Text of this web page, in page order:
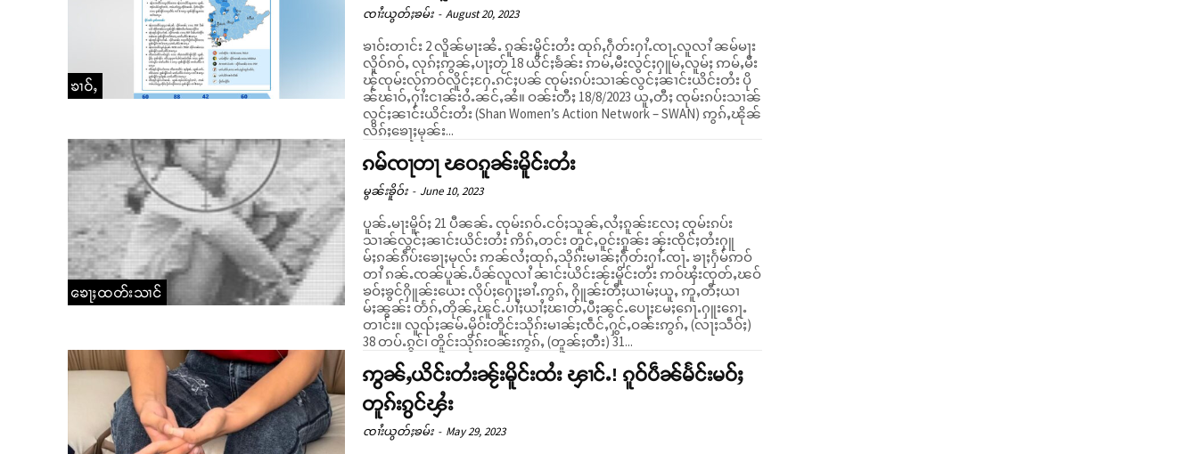
ၶၢဝ်ႇ
ၸၢႆးယွတ်ႈၶမ်း - August 20, 2023
ၶၢဝ်းတၢင်း 2 လိူၼ်မႃးၼႆႉ ၵူၼ်းမိူင်းတႆး ထုၵ်ႇႁဵတ်းႁၢႆႉၸႃႉလူလၢႆ ၼမ်မႃး
လိူဝ်ၵဝ်ႇ လုၵ်ႈဢွၼ်ႇပႃႈတႂ် 18 ယိင်ႈၶႅၼ်း ဢမ်ႇမီးလွင်ႈႁူမ်ႇလူမ်ႈ ဢမ်ႇမီး
ၽႂ်ၸုမ်းလႂ်ဢဝ်လိူင်ႈႁႄႉၵင်ႈပၼ် ၸုမ်းၵပ်းသၢၼ်လွင်ႈၼၢင်းယိင်းတႆး ပို
ၼ်ၽၢဝ်ႇႁၢႆးငၢၼ်းဝႆႉၼင်ႇၼႆ။ ဝၼ်းတီႈ 18/8/2023 ယူႇတီႈ ၸုမ်းၵပ်းသၢၼ်
လွင်ႈၼၢင်းယိင်းတႆး (Shan Women’s Action Network – SWAN) ဢွၵ်ႇၽိုၼ်
လိၵ်ႈၶေႃႈမုၼ်း...
ၶေႃႈထတ်းသၢင်
ၵမ်ၸႃတႃ ၽဝၵူၼ်းမိူင်းတႆး
မွၼ်းၶိူဝ်း - June 10, 2023
ပူၼ်ႉမႃးမိူဝ်ႈ 21 ပီၼၼ်ႉ ၸုမ်းၵဝ်ႉငဝ်ႈသူၼ်ႇလႆႈၵူၼ်းလႄႈ ၸုမ်းၵပ်း
သၢၼ်လွင်ႈၼၢင်းယိင်းတႆး ဢိၵ်ႇတင်း တူင်ႇဝူင်းၵူၼ်း ၼႂ်းၸိုင်ႈတႆးႁူ
မ်ႈၵၼ်ၵဵပ်းၶေႃႈမုလ်း ဢၼ်လႆႈထုၵ်ႇသိုၵ်းမၢၼ်ႈႁဵတ်းႁၢႆႉၸႃႉ ၶႃႈႁႅမ်ဢဝ်
တၢႆ ၵၼ်ႉၸၼ်ပူၼ်ႉပႅၼ်လူလၢႆ ၼၢင်းယိင်းၼႂ်းမိူင်းတႆး ဢဝ်ၾႆးၸုတ်ႇၽဝ်
ၶဝ်ႈၶွင်ႁိူၼ်းယေး လိုပ်ႈႁေႃႈၶၢႆႉဢွၵ်ႇ ႁိူၼ်းတီႈယၢမ်ႈယူႇ ဢူႇတီႈယၢ
မ်ႈၼွၼ်း တႅၵ်ႇတိုၼ်ႇၽူင်ႉပၢႆႈယၢႆႈၽၢတ်ႇပီႈၼွင်ႉပေႃႈမႄႈၵေႃႉႁူးၵေႃႉ
တၢင်း။ လူၺ်ႈၼမ်ႉမိုဝ်းတိူင်းသိုၵ်းမၢၼ်ႈၸဵင်ႇႁွင်ႇဝၼ်းဢွၵ်ႇ (လႃႈသဵဝ်ႈ)
38 တပ်ႉၵွင်၊ တိူင်းသိုၵ်းဝၼ်းဢွၵ်ႇ (တူၼ်ႈတီး) 31...
ဢွၼ်ႇယိင်းတႆးၼႂ်းမိူင်းထႆး ၾၢင်ႉ! ၵူဝ်ပဵၼ်မႅင်းမဝ်ႈ
တူၵ်းၵွင်ၾႆး
ၸၢႆးယွတ်ႈၶမ်း - May 29, 2023